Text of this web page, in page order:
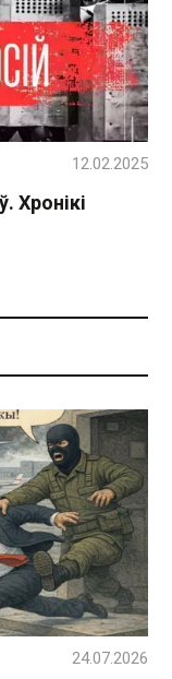
Хронікі
12.02.2025
24.07.2026